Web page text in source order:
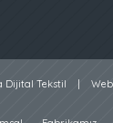
Dijital Tekstil